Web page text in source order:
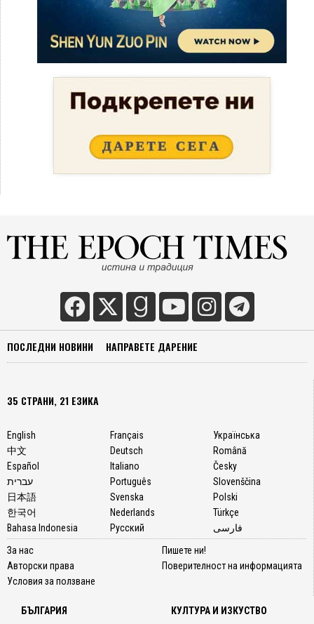
ПОСЛЕДНИ НОВИНИ НАПРАВЕТЕ ДАРЕНИЕ
35 СТРАНИ, 21 ЕЗИКА
English
中文
Español
עברית
日本語
한국어
Bahasa Indonesia
Français
Deutsch
Italiano
Português
Svenska
Nederlands
Русский
Українська
Română
Česky
Slovenščina
Polski
Türkçe
فارسی
За нас
Авторски права
Условия за ползване
Пишете ни!
Поверителност на информацията
БЪЛГАРИЯ КУЛТУРА И ИЗКУСТВО